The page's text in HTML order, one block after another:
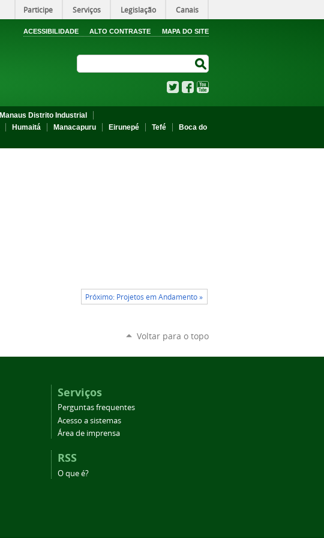
Participe Serviços Legislação Canais
ACESSIBILIDADE ALTO CONTRASTE MAPA DO SITE
TwitterFacebook
Manaus Distrito Industrial
Humaitá Manacapuru Eirunepé Tefé
Boca do
Próximo: Projetos em Andamento »
Voltar para o topo
Serviços
Perguntas frequentes
Acesso a sistemas
Área de imprensa
RSS
O que é?